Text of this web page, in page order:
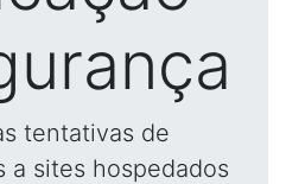
tentativas de
a sites hospedados